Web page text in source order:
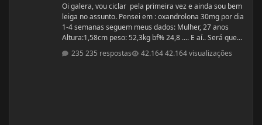
Oi galera, vou ciclar pela primeira vez e ainda sou bem
leiga no assunto. Pensei em : oxandrolona 30mg por dia
1-4 semanas seguem meus dados: Mulher, 27 anos
Altura:1,58cm peso: 52,3kg bf% 24,8 .... E aí.. Será que
235 respostas 42.164 visualizações